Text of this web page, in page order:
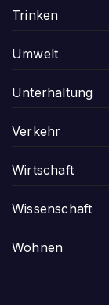
Trinken
Umwelt
Unterhaltung
Verkehr
Wirtschaft
Wissenschaft
Wohnen